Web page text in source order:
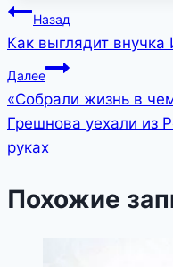
Навигация
по
записям
Назад
Как выглядит
Далее
«Собрали жизнь в
Грешнова уехали из
руках
Похожие